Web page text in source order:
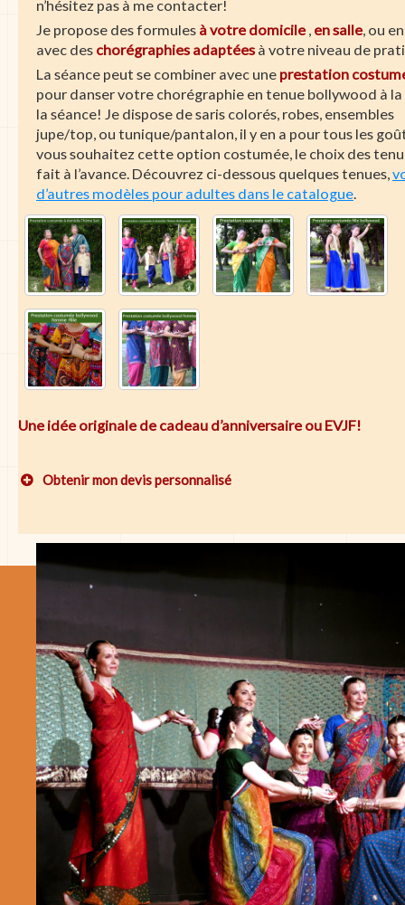
n’hésitez pas à me contacter!
Je propose des formules à votre domicile , en salle, ou
avec des chorégraphies adaptées à votre niveau de
La séance peut se combiner avec une prestation
pour danser votre chorégraphie en tenue bollywood à
la séance! Je dispose de saris colorés, robes, ensembles
jupe/top, ou tunique/pantalon, il y en a pour tous les
vous souhaitez cette option costumée, le choix des
fait à l’avance. Découvrez ci-dessous quelques tenues,
d’autres modèles pour adultes dans le catalogue.
Une idée originale de cadeau d’anniversaire ou EVJF!
Obtenir mon devis personnalisé
Date prévue
Lieu: indiquez la ville
salle fournie par vos soins
salle fournie dans la prestation